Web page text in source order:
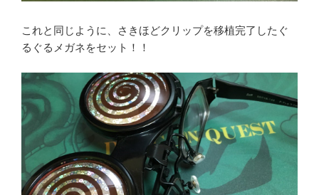
これと同じように、さきほどクリップを移植完了したぐ
るぐるメガネをセット！！